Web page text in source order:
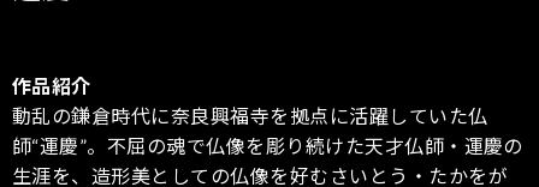
作品紹介
動乱の鎌倉時代に奈良興福寺を拠点に活躍していた仏
師“運慶”。不屈の魂で仏像を彫り続けた天才仏師・運慶の
生涯を、造形美としての仏像を好むさいとう・たかをが